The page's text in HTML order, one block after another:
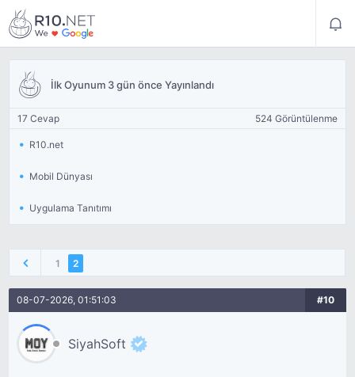
İlk Oyunum 3 gün önce Yayınlandı
17 Cevap 524 Görüntülenme
R10.net
Mobil Dünyası
Uygulama Tanıtımı
1 2
08-07-2026, 01:51:03 #10
SiyahSoft